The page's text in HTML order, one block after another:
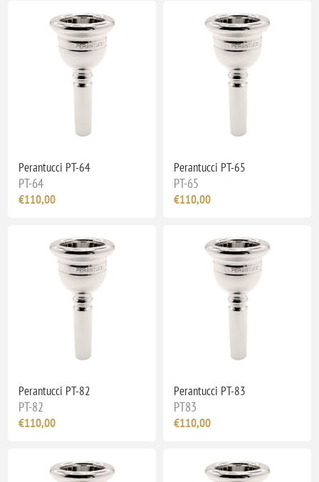
Perantucci PT-64
PT-64
€110,00
Perantucci PT-65
PT-65
€110,00
Perantucci PT-82
PT-82
€110,00
Perantucci PT-83
PT83
€110,00